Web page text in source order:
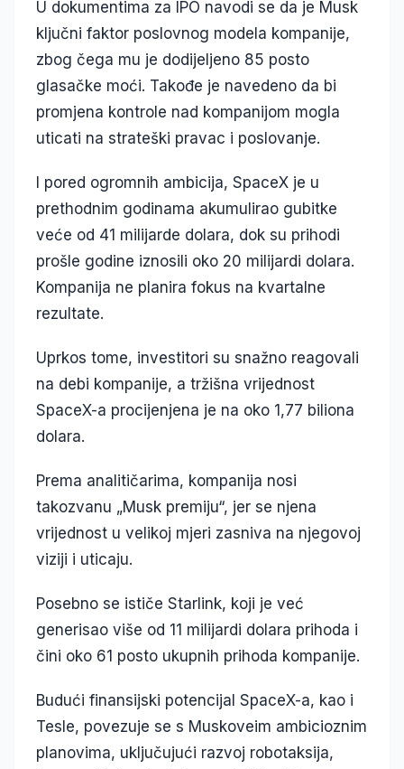
U dokumentima za IPO navodi se da je Musk
ključni faktor poslovnog modela kompanije,
zbog čega mu je dodijeljeno 85 posto
glasačke moći. Takođe je navedeno da bi
promjena kontrole nad kompanijom mogla
uticati na strateški pravac i poslovanje.
I pored ogromnih ambicija, SpaceX je u
prethodnim godinama akumulirao gubitke
veće od 41 milijarde dolara, dok su prihodi
prošle godine iznosili oko 20 milijardi dolara.
Kompanija ne planira fokus na kvartalne
rezultate.
Uprkos tome, investitori su snažno reagovali
na debi kompanije, a tržišna vrijednost
SpaceX-a procijenjena je na oko 1,77 biliona
dolara.
Prema analitičarima, kompanija nosi
takozvanu „Musk premiju“, jer se njena
vrijednost u velikoj mjeri zasniva na njegovoj
viziji i uticaju.
Posebno se ističe Starlink, koji je već
generisao više od 11 milijardi dolara prihoda i
čini oko 61 posto ukupnih prihoda kompanije.
Budući finansijski potencijal SpaceX-a, kao i
Tesle, povezuje se s Muskoveim ambicioznim
planovima, uključujući razvoj robotaksija,